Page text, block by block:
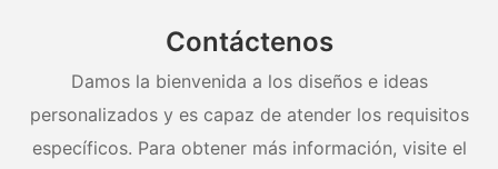
Contáctenos
Damos la bienvenida a los diseños e ideas
personalizados y es capaz de atender los requisitos
específicos. Para obtener más información, visite el